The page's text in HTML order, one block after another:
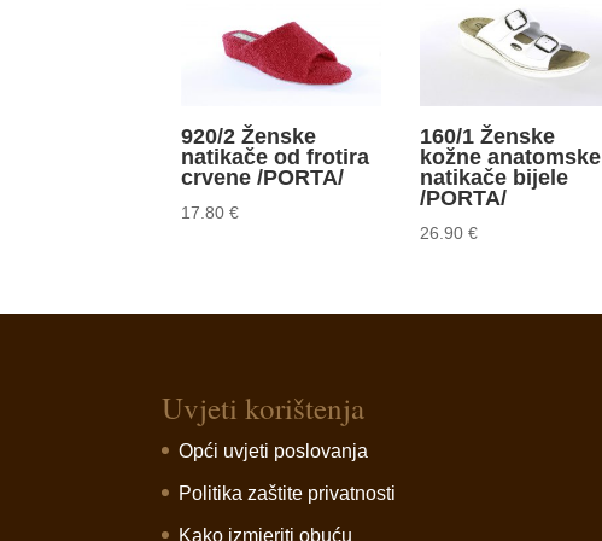
920/2 Ženske
natikače od frotira
crvene /PORTA/
17.80€
160/1 Ženske
kožne anatomske
natikače bijele
/PORTA/
26.90€
Uvjeti korištenja
Opći uvjeti poslovanja
Politika zaštite privatnosti
Kako izmjeriti obuću